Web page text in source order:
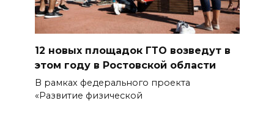
12 новых площадок ГТО возведут в
этом году в Ростовской области
В рамках федерального проекта
«Развитие физической